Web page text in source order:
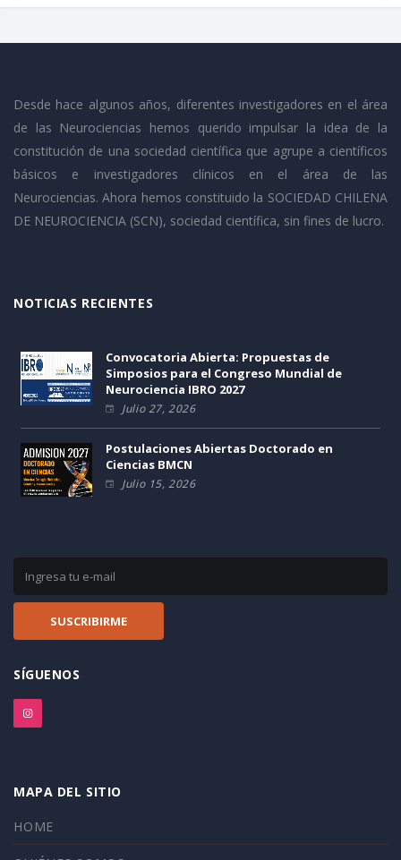
Desde hace algunos años, diferentes investigadores en el área
de las Neurociencias hemos querido impulsar la idea de la
constitución de una sociedad científica que agrupe a científicos
básicos e investigadores clínicos en el área de las
Neurociencias. Ahora hemos constituido la SOCIEDAD CHILENA
DE NEUROCIENCIA (SCN), sociedad científica, sin fines de lucro.
NOTICIAS RECIENTES
Convocatoria Abierta: Propuestas de
Simposios para el Congreso Mundial de
Neurociencia IBRO 2027
Julio 27, 2026
Postulaciones Abiertas Doctorado en
Ciencias BMCN
Julio 15, 2026
SÍGUENOS
MAPA DEL SITIO
HOME